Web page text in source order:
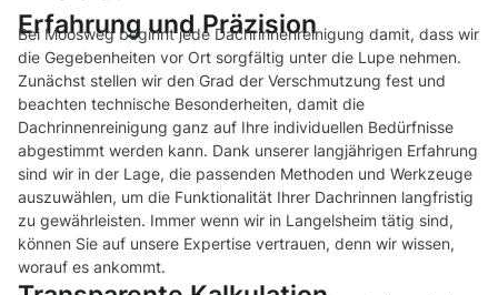
Erfahrung und Präzision
Bei Moosweg beginnt jede Dachrinnenreinigung damit, dass wir
die Gegebenheiten vor Ort sorgfältig unter die Lupe nehmen.
Zunächst stellen wir den Grad der Verschmutzung fest und
beachten technische Besonderheiten, damit die
Dachrinnenreinigung ganz auf Ihre individuellen Bedürfnisse
abgestimmt werden kann. Dank unserer langjährigen Erfahrung
sind wir in der Lage, die passenden Methoden und Werkzeuge
auszuwählen, um die Funktionalität Ihrer Dachrinnen langfristig
zu gewährleisten. Immer wenn wir in Langelsheim tätig sind,
können Sie auf unsere Expertise vertrauen, denn wir wissen,
worauf es ankommt.